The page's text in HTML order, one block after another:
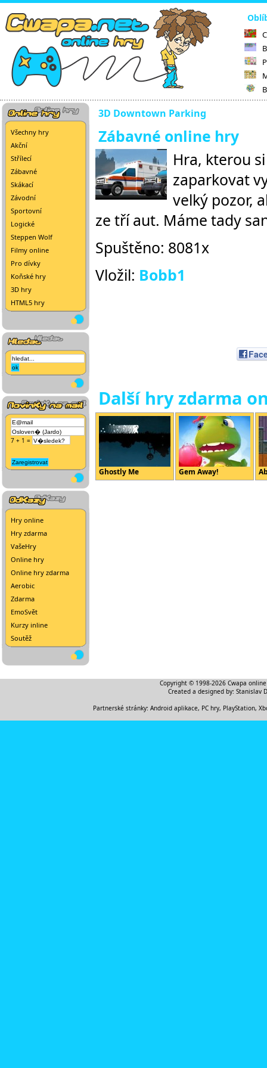
Všechny hry
Akční
Střílecí
Zábavné
Skákací
Závodní
Sportovní
Logické
Steppen Wolf
Filmy online
Pro dívky
Koňské hry
3D hry
HTML5 hry
7 + 1 =
Hry online
Hry zdarma
VašeHry
Online hry
Online hry zdarma
Aerobic
Zdarma
EmoSvět
Kurzy inline
Soutěž
3D Downtown Parking
Zábavné online hry
Hra, kterou
zaparkovat
velký pozor,
ze tří aut. Máme tady
Spuštěno: 8081x
Vložil: Bobb1
Další hry zdarma
Ghostly Me Gem Away!
Copyright © 1998-2026 Cwapa
Created a designed by: Stanislav
Partnerské stránky: Android aplikace, PC hry, PlayStation,